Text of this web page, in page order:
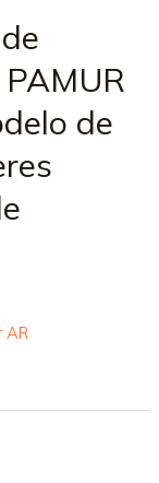
de
AR